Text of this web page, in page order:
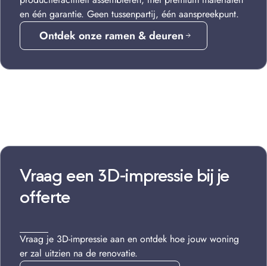
en één garantie. Geen tussenpartij, één aanspreekpunt.
Ontdek onze ramen & deuren
Vraag een 3D-impressie bij je
offerte
Vraag je 3D-impressie aan en ontdek hoe jouw woning
er zal uitzien na de renovatie.